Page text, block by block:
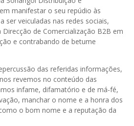
manifestar o seu repúdio às
ser veiculadas nas redes sociais,
de Comercialização B2B em
e contrabando de betume
das referidas informações,
revemos no conteúdo das
infame, difamatório e de má-fé,
manchar o nome e a honra dos
o bom nome e a reputação da